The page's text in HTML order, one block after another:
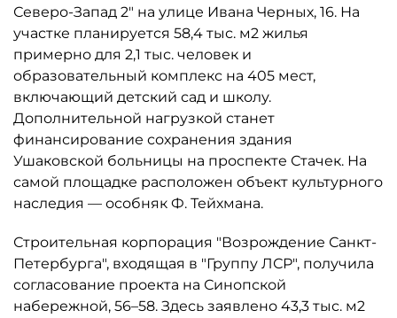
Северо-Запад 2" на улице Ивана Черных, 16. На
участке планируется 58,4 тыс. м2 жилья
примерно для 2,1 тыс. человек и
образовательный комплекс на 405 мест,
включающий детский сад и школу.
Дополнительной нагрузкой станет
финансирование сохранения здания
Ушаковской больницы на проспекте Стачек. На
самой площадке расположен объект культурного
наследия — особняк Ф. Тейхмана.
Строительная корпорация "Возрождение Санкт-
Петербурга", входящая в "Группу ЛСР", получила
согласование проекта на Синопской
набережной, 56–58. Здесь заявлено 43,3 тыс. м2